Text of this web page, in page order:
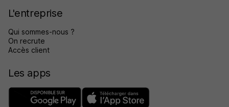
L'entreprise
Qui sommes-nous ?
On recrute
Accès client
Les apps